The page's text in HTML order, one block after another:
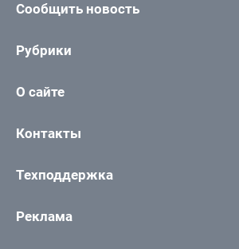
Сообщить новость
Рубрики
О сайте
Контакты
Техподдержка
Реклама